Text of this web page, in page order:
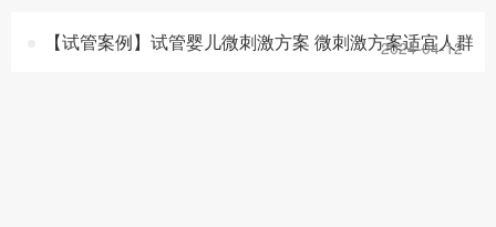
【试管案例】试管婴儿微刺激方案 微刺激方案适宜人群
2024-04-12